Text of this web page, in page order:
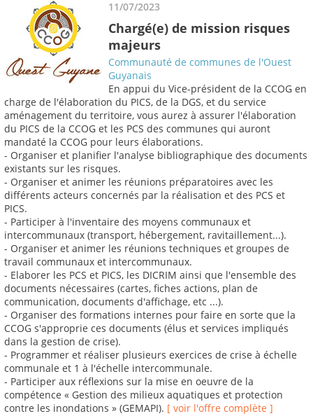
11/07/2023
Chargé(e) de mission risques
majeurs
Communauté de communes de l'Ouest
Guyanais
En appui du Vice-président de la CCOG en
charge de l'élaboration du PICS, de la DGS, et du service
aménagement du territoire, vous aurez à assurer l'élaboration
du PICS de la CCOG et les PCS des communes qui auront
mandaté la CCOG pour leurs élaborations.
- Organiser et planifier l'analyse bibliographique des documents
existants sur les risques.
- Organiser et animer les réunions préparatoires avec les
différents acteurs concernés par la réalisation et des PCS et
PICS.
- Participer à l'inventaire des moyens communaux et
intercommunaux (transport, hébergement, ravitaillement...).
- Organiser et animer les réunions techniques et groupes de
travail communaux et intercommunaux.
- Elaborer les PCS et PICS, les DICRIM ainsi que l'ensemble des
documents nécessaires (cartes, fiches actions, plan de
communication, documents d'affichage, etc ...).
- Organiser des formations internes pour faire en sorte que la
CCOG s'approprie ces documents (élus et services impliqués
dans la gestion de crise).
- Programmer et réaliser plusieurs exercices de crise à échelle
communale et 1 à l'échelle intercommunale.
- Participer aux réflexions sur la mise en oeuvre de la
compétence « Gestion des milieux aquatiques et protection
contre les inondations » (GEMAPI). [ voir l'offre complète ]